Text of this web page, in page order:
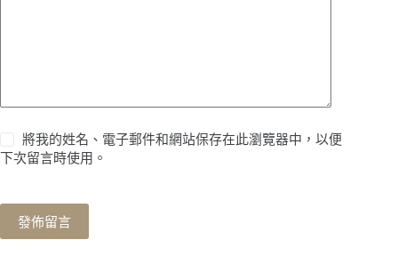
將我的姓名、電子郵件和網站保存在此瀏覽器中，以便
下次留言時使用。
發佈留言